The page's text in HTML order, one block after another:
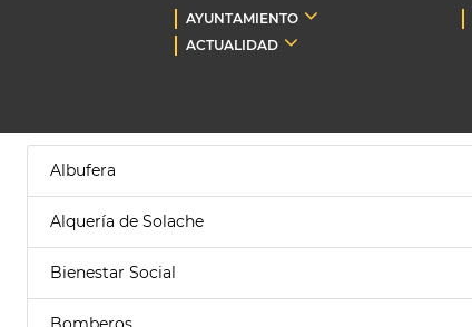
AYUNTAMIENTO
ACTUALIDAD
Albufera
Alquería de Solache
Bienestar Social